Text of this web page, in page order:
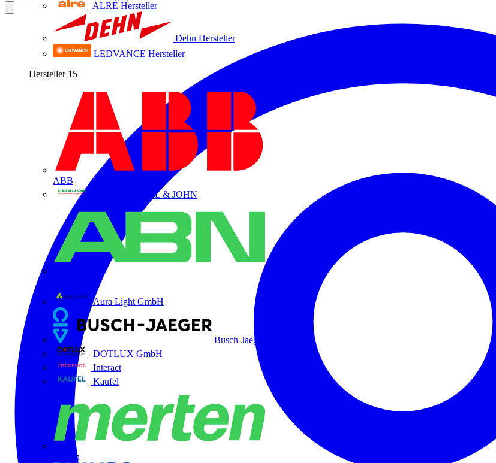
ALRE Hersteller
Dehn Hersteller
LEDVANCE Hersteller
Hersteller 15
ABB
ABB STRIEBEL & JOHN
Aura Light GmbH
Busch-Jaeger
DOTLUX GmbH
Interact
Kaufel
Merten